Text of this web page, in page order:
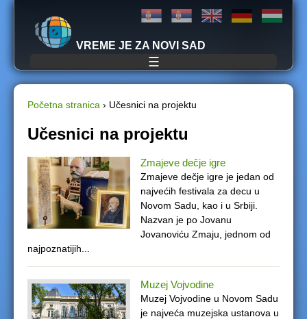
Jump to navigation
VREME JE ZA NOVI SAD
☰
Y
o
u
a
e
h
Početna stranica › Učesnici na projektu
Učesnici na projektu
Zmajeve dečje igre
Zmajeve dečje igre je jedan od
najvećih festivala za decu u
Novom Sadu, kao i u Srbiji.
Nazvan je po Jovanu
Jovanoviću Zmaju, jednom od
najpoznatijih...
Muzej Vojvodine
Muzej Vojvodine u Novom Sadu
je najveća muzejska ustanova u